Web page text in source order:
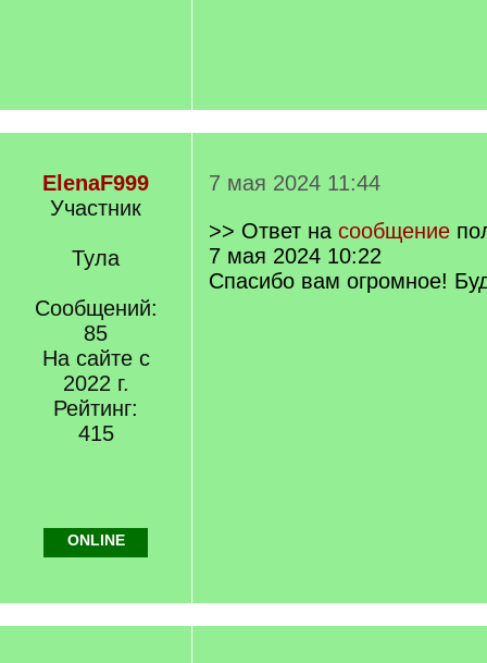
ElenaF999
Участник
Тула
Сообщений:
85
На сайте с
2022 г.
Рейтинг:
415
7 мая 2024 11:44
>> Ответ на сообщение
7 мая 2024 10:22
Спасибо вам огромное!
ONLINE